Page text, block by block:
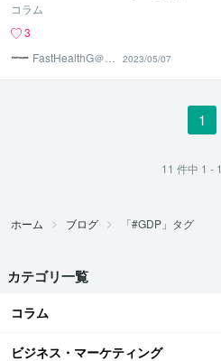
コラム
3
FastHealthG＠食
2023/05/07
1
11 件中 1 -
ホーム ブログ 「#GDP」タグ
カテゴリ一覧
コラム
ビジネス・マーケティング